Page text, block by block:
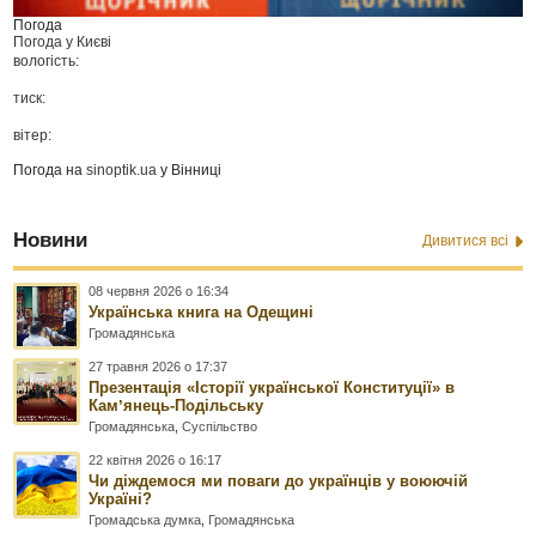
Погода
Погода у Києві
вологість:
тиск:
вітер:
Погода наsinoptik.ua у Вінниці
Новини Дивитися всі
08 червня 2026 о 16:34
Українська книга на Одещині
Громадянська
27 травня 2026 о 17:37
Презентація «Історії української Конституції» в
Камʼянець-Подільську
Громадянська ,Суспільство
22 квітня 2026 о 16:17
Чи діждемося ми поваги до українців у воюючій
Україні?
Громадська думка Громадянська